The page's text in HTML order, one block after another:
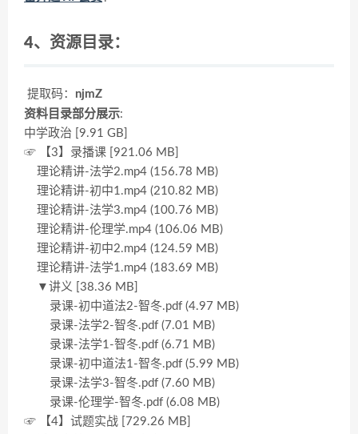
4、资源目录：
提取码： njmZ
资料目录部分展示:
中学政治 [9.91 GB]
☞ 【3】录播课 [921.06 MB]
理论精讲-法学2.mp4 (156.78 MB)
理论精讲-初中1.mp4 (210.82 MB)
理论精讲-法学3.mp4 (100.76 MB)
理论精讲-伦理学.mp4 (106.06 MB)
理论精讲-初中2.mp4 (124.59 MB)
理论精讲-法学1.mp4 (183.69 MB)
▼讲义 [38.36 MB]
录课-初中道法2-智冬.pdf (4.97 MB)
录课-法学2-智冬.pdf (7.01 MB)
录课-法学1-智冬.pdf (6.71 MB)
录课-初中道法1-智冬.pdf (5.99 MB)
录课-法学3-智冬.pdf (7.60 MB)
录课-伦理学-智冬.pdf (6.08 MB)
☞ 【4】试题实战 [729.26 MB]